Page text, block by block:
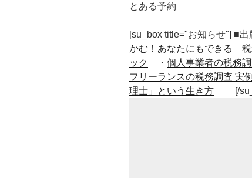
とある予約
[su_box title="お知らせ"] ■
かむ！あなたにもできる 税
ック
・ 個人事業者の税務
フリーランスの税務調査 実
理士」という生き方 [/